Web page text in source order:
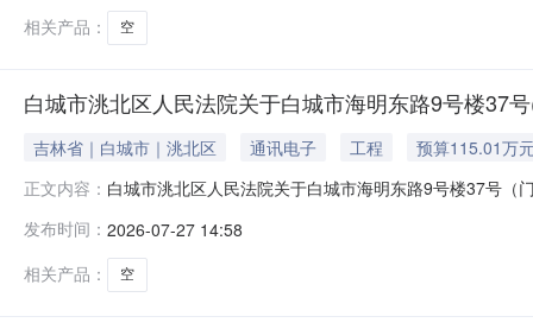
相关产品：
空
白城市洮北区人民法院关于白城市海明东路9号楼37
吉林省｜白城市｜洮北区 通讯电子 工程
预算115.01万
正文内容： 白城市洮北区人民法院关于白城市海明东路9号楼37号
全国法院页面：https://sf.taobao.com/court_list.htm），
发布时间： 2026-07-27 14:58
相关产品：
空